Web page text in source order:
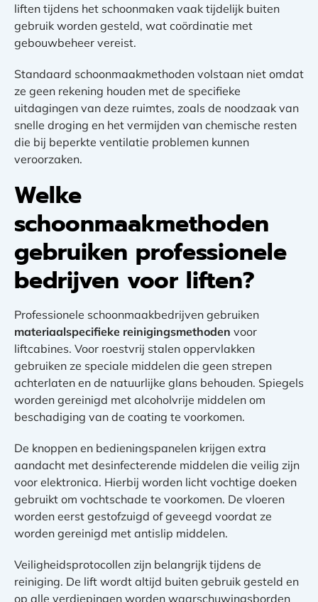
liften tijdens het schoonmaken vaak tijdelijk buiten
gebruik worden gesteld, wat coördinatie met
gebouwbeheer vereist.
Standaard schoonmaakmethoden volstaan niet omdat
ze geen rekening houden met de specifieke
uitdagingen van deze ruimtes, zoals de noodzaak van
snelle droging en het vermijden van chemische resten
die bij beperkte ventilatie problemen kunnen
veroorzaken.
Welke
schoonmaakmethoden
gebruiken professionele
bedrijven voor liften?
Professionele schoonmaakbedrijven gebruiken
materiaalspecifieke reinigingsmethoden voor
liftcabines. Voor roestvrij stalen oppervlakken
gebruiken ze speciale middelen die geen strepen
achterlaten en de natuurlijke glans behouden. Spiegels
worden gereinigd met alcoholvrije middelen om
beschadiging van de coating te voorkomen.
De knoppen en bedieningspanelen krijgen extra
aandacht met desinfecterende middelen die veilig zijn
voor elektronica. Hierbij worden licht vochtige doeken
gebruikt om vochtschade te voorkomen. De vloeren
worden eerst gestofzuigd of geveegd voordat ze
worden gereinigd met antislip middelen.
Veiligheidsprotocollen zijn belangrijk tijdens de
reiniging. De lift wordt altijd buiten gebruik gesteld en
op alle verdiepingen worden waarschuwingsborden